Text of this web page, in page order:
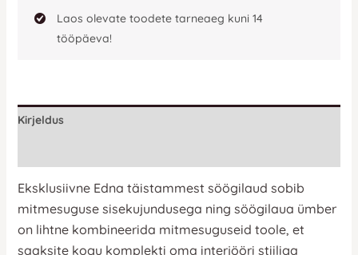
Laos olevate toodete tarneaeg kuni 14
tööpäeva!
Kirjeldus
Eksklusiivne Edna täistammest söögilaud sobib
mitmesuguse sisekujundusega ning söögilaua ümber
on lihtne kombineerida mitmesuguseid toole, et
saaksite kogu komplekti oma interjööri stiiliga